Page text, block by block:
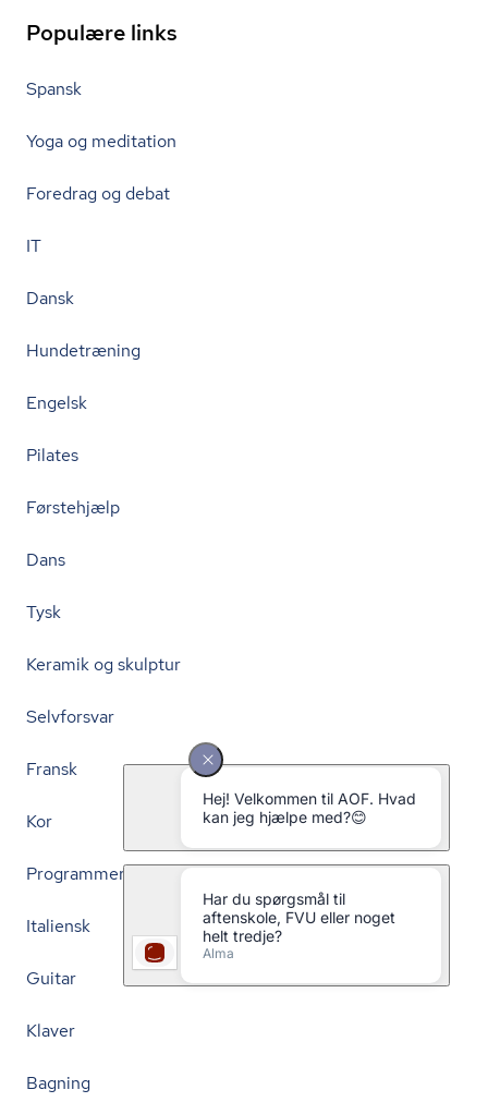
Populære links
Spansk
Yoga og meditation
Foredrag og debat
IT
Dansk
Hundetræning
Engelsk
Pilates
Førstehjælp
Dans
Tysk
Keramik og skulptur
Selvforsvar
Fransk
Kor
Programmering
Italiensk
Guitar
Klaver
Bagning